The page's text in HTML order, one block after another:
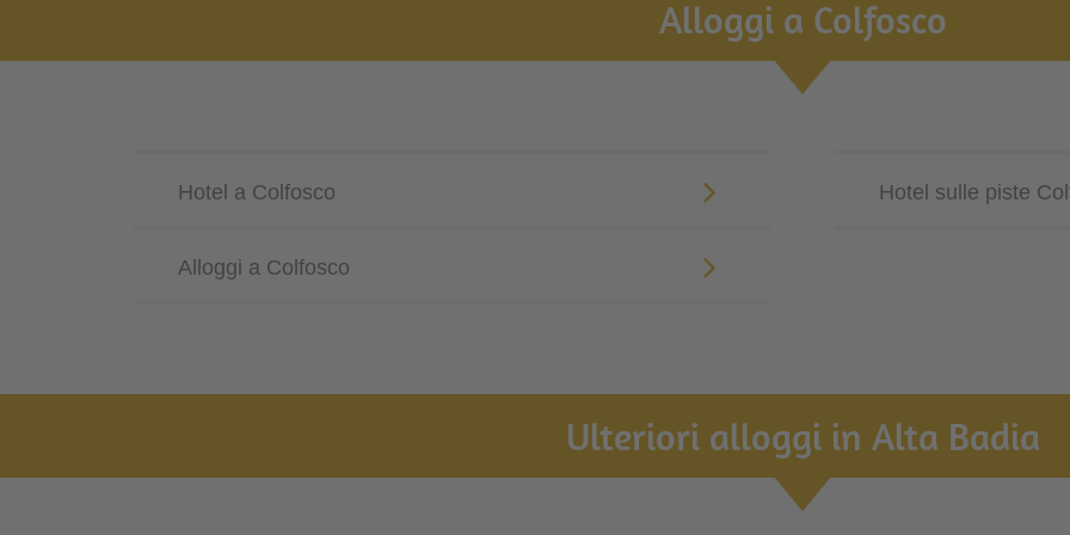
Alloggi a Colfosco
Hotel a Colfosco Hotel sulle piste
Alloggi a Colfosco
Ulteriori alloggi in Alta Badia